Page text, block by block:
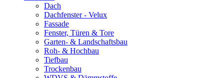
Dach
Dachfenster - Velux
Fassade
Fenster, Türen & Tore
Garten- & Landschaftsbau
Roh- & Hochbau
Tiefbau
Trockenbau